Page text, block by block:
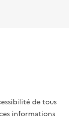
de tous
informations